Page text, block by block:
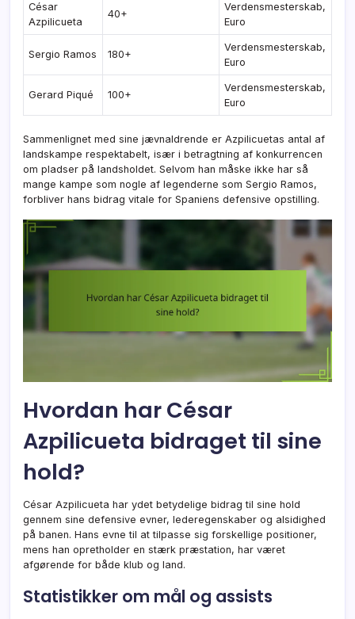
César
Azpilicueta
40+
Verdensmesterskab,
Euro
Sergio Ramos 180+
Verdensmesterskab,
Euro
Gerard Piqué 100+
Verdensmesterskab,
Euro
Sammenlignet med sine jævnaldrende er Azpilicuetas antal af
landskampe respektabelt, især i betragtning af konkurrencen
om pladser på landsholdet. Selvom han måske ikke har så
mange kampe som nogle af legenderne som Sergio Ramos,
forbliver hans bidrag vitale for Spaniens defensive opstilling.
Hvordan har César
Azpilicueta bidraget til sine
hold?
César Azpilicueta har ydet betydelige bidrag til sine hold
gennem sine defensive evner, lederegenskaber og alsidighed
på banen. Hans evne til at tilpasse sig forskellige positioner,
mens han opretholder en stærk præstation, har været
afgørende for både klub og land.
Statistikker om mål og assists